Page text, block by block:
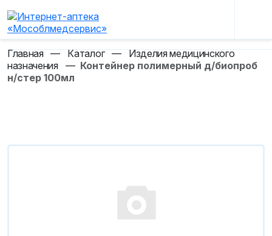
Главная — Каталог — Изделия медицинского
назначения
— Контейнер полимерный д/биопроб
н/стер 100мл